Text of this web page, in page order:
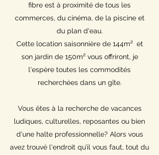
fibre est à proximité de tous les
commerces, du cinéma, de la piscine et
du plan d'eau.
Cette location saisonnière de 144m² et
son jardin de 150m² vous offriront, je
l'espère toutes les commodités
recherchées dans un gîte.
Vous êtes à la recherche de vacances
ludiques, culturelles, reposantes ou bien
d'une halte professionnelle? Alors vous
avez trouvé l'endroit qu’il vous faut, tout du